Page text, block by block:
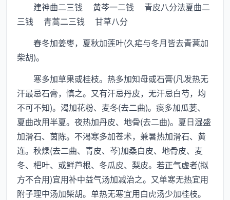
建神曲二三钱 黄芩一二钱 青皮八分法夏曲二
三钱 青蒿二三钱 甘草八分
春冬加姜枣，夏秋加莲叶(久疟与冬月皆去青蒿加
柴胡)。
寒多加草果或桂枝。热多加知母或石膏(凡发热无
汗最忌石膏，慎之。又有汗忌丹皮，无汗忌白芍，均
不可不知)。渴加花粉、麦冬(去二曲)。痰多加瓜蒌、
夏曲改用半夏。夜热加丹皮、地骨(去二曲)。夏日湿盛
加滑石、茵陈。不渴寒多加苍术，兼暑热加滑石、黄
连。秋燥(去二曲、青皮、芩)加桑白皮、地骨皮、麦
冬、杷叶、或鲜芦根、冬瓜皮、梨皮。若正气虚者(拟
方不合用)宜用补中益气汤加减治之。又单寒无热宜用
附子理中汤加柴胡。单热无寒宜用白虎汤少加桂枝。